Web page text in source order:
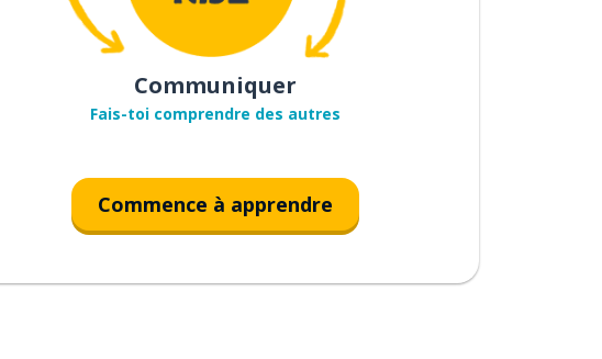
Communiquer
Fais-toi comprendre des autres
Commence à apprendre